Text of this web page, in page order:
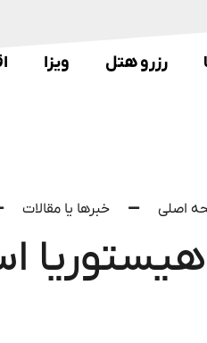
رزرو هتل ویزا
اصلی خبرها یا مقالات